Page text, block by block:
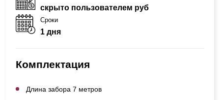
скрыто пользователем руб
Сроки
1 дня
Комплектация
Длина забора 7 метров